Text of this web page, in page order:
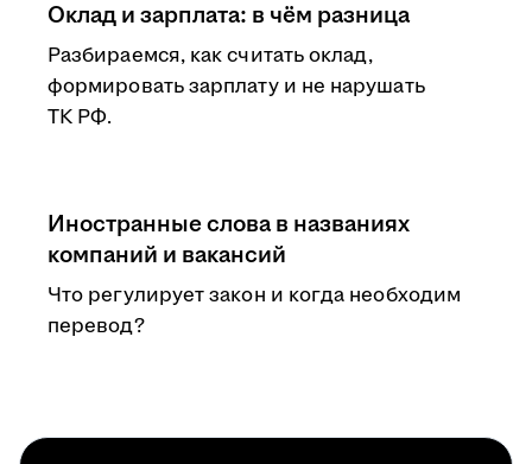
Оклад и зарплата: в чём разница
Разбираемся, как считать оклад,
формировать зарплату и не нарушать
ТК РФ.
Иностранные слова в названиях
компаний и вакансий
Что регулирует закон и когда необходим
перевод?